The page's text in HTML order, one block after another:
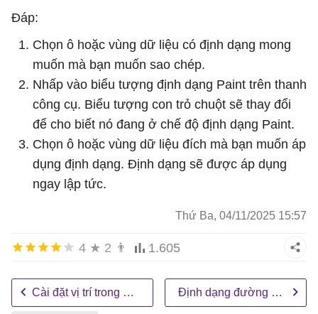
Đáp:
Chọn ô hoặc vùng dữ liệu có định dạng mong
muốn mà bạn muốn sao chép.
Nhấp vào biểu tượng định dạng Paint trên thanh
công cụ. Biểu tượng con trỏ chuột sẽ thay đổi
để cho biết nó đang ở chế độ định dạng Paint.
Chọn ô hoặc vùng dữ liệu đích mà bạn muốn áp
dụng định dạng. Định dạng sẽ được áp dụng
ngay lập tức.
Thứ Ba, 04/11/2025 15:57
4 ★ 2 👨 1.605
Cài đặt vị trí trong Google Sheets Định dạng đường viền trong Google Sheets